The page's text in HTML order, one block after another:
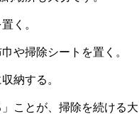
く。
や掃除シートを置く。
納する。
ことが、掃除を続ける